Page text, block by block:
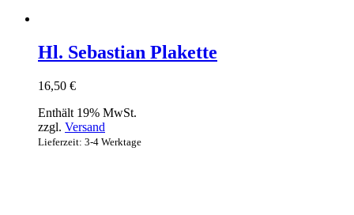
Hl. Sebastian Plakette
16,50 €
Enthält 19% MwSt.
zzgl. Versand
Lieferzeit: 3-4 Werktage